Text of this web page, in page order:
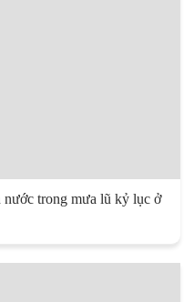
nước trong mưa lũ kỷ lục ở